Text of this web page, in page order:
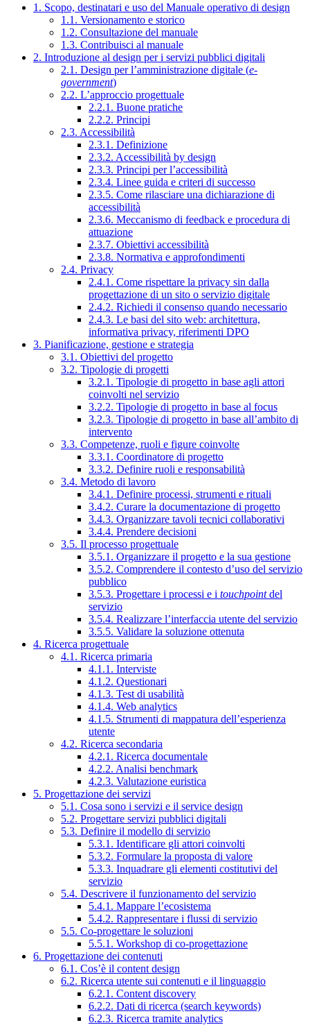
1. Scopo, destinatari e uso del Manuale operativo di design
1.1. Versionamento e storico
1.2. Consultazione del manuale
1.3. Contribuisci al manuale
2. Introduzione al design per i servizi pubblici digitali
2.1. Design per l’amministrazione digitale (e-
government)
2.2. L’approccio progettuale
2.2.1. Buone pratiche
2.2.2. Principi
2.3. Accessibilità
2.3.1. Definizione
2.3.2. Accessibilità by design
2.3.3. Principi per l’accessibilità
2.3.4. Linee guida e criteri di successo
2.3.5. Come rilasciare una dichiarazione di
accessibilità
2.3.6. Meccanismo di feedback e procedura di
attuazione
2.3.7. Obiettivi accessibilità
2.3.8. Normativa e approfondimenti
2.4. Privacy
2.4.1. Come rispettare la privacy sin dalla
progettazione di un sito o servizio digitale
2.4.2. Richiedi il consenso quando necessario
2.4.3. Le basi del sito web: architettura,
informativa privacy, riferimenti DPO
3. Pianificazione, gestione e strategia
3.1. Obiettivi del progetto
3.2. Tipologie di progetti
3.2.1. Tipologie di progetto in base agli attori
coinvolti nel servizio
3.2.2. Tipologie di progetto in base al focus
3.2.3. Tipologie di progetto in base all’ambito di
intervento
3.3. Competenze, ruoli e figure coinvolte
3.3.1. Coordinatore di progetto
3.3.2. Definire ruoli e responsabilità
3.4. Metodo di lavoro
3.4.1. Definire processi, strumenti e rituali
3.4.2. Curare la documentazione di progetto
3.4.3. Organizzare tavoli tecnici collaborativi
3.4.4. Prendere decisioni
3.5. Il processo progettuale
3.5.1. Organizzare il progetto e la sua gestione
3.5.2. Comprendere il contesto d’uso del servizio
pubblico
3.5.3. Progettare i processi e i touchpointdel
servizio
3.5.4. Realizzare l’interfaccia utente del servizio
3.5.5. Validare la soluzione ottenuta
4. Ricerca progettuale
4.1. Ricerca primaria
4.1.1. Interviste
4.1.2. Questionari
4.1.3. Test di usabilità
4.1.4. Web analytics
4.1.5. Strumenti di mappatura dell’esperienza
utente
4.2. Ricerca secondaria
4.2.1. Ricerca documentale
4.2.2. Analisi benchmark
4.2.3. Valutazione euristica
5. Progettazione dei servizi
5.1. Cosa sono i servizi e il service design
5.2. Progettare servizi pubblici digitali
5.3. Definire il modello di servizio
5.3.1. Identificare gli attori coinvolti
5.3.2. Formulare la proposta di valore
5.3.3. Inquadrare gli elementi costitutivi del
servizio
5.4. Descrivere il funzionamento del servizio
5.4.1. Mappare l’ecosistema
5.4.2. Rappresentare i flussi di servizio
5.5. Co-progettare le soluzioni
5.5.1. Workshop di co-progettazione
6. Progettazione dei contenuti
6.1. Cos’è il content design
6.2. Ricerca utente sui contenuti e il linguaggio
6.2.1. Content discovery
6.2.2. Dati di ricerca (search keywords)
6.2.3. Ricerca tramite analytics